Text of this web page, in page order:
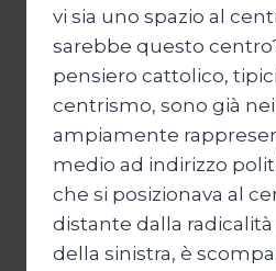
vi sia uno spazio al
sarebbe questo
pensiero cattolico,
centrismo, sono già
ampiamente
medio ad indirizzo
che si posizionava al
distante dalla
della sinistra, è